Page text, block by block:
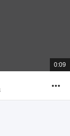
總
共
0:09